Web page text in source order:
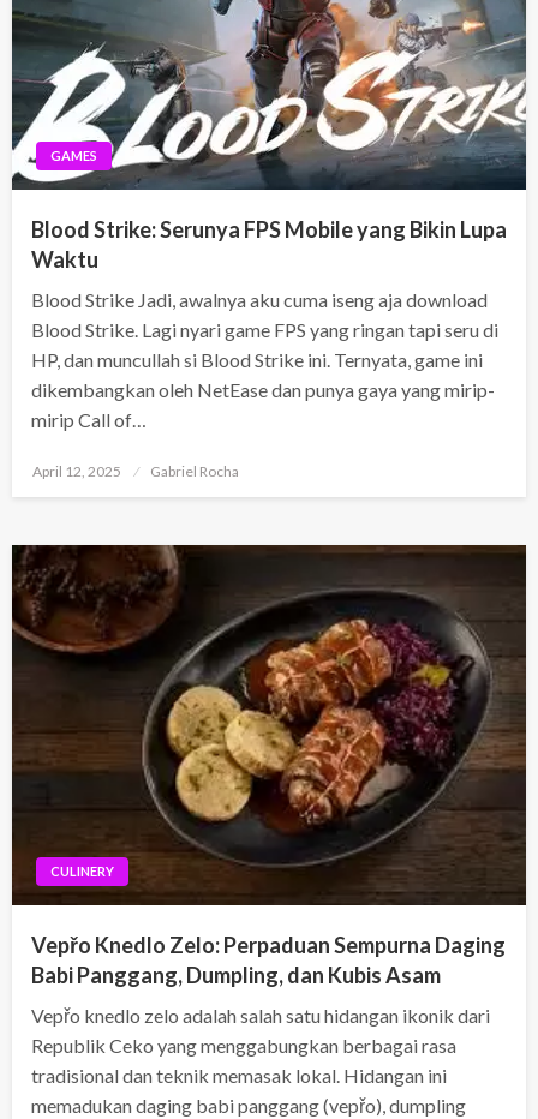
GAMES
Blood Strike: Serunya FPS Mobile yang Bikin Lupa
Waktu
Blood Strike Jadi, awalnya aku cuma iseng aja download
Blood Strike. Lagi nyari game FPS yang ringan tapi seru di
HP, dan muncullah si Blood Strike ini. Ternyata, game ini
dikembangkan oleh NetEase dan punya gaya yang mirip-
mirip Call of…
Posted
April 12, 2025 Gabriel Rocha
CULINERY
Vepřo Knedlo Zelo: Perpaduan Sempurna Daging
Babi Panggang, Dumpling, dan Kubis Asam
Vepřo knedlo zelo adalah salah satu hidangan ikonik dari
Republik Ceko yang menggabungkan berbagai rasa
tradisional dan teknik memasak lokal. Hidangan ini
memadukan daging babi panggang (vepřo), dumpling